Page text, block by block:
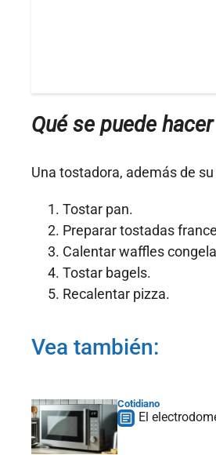
Qué se puede
Una tostadora, además de
Tostar pan.
Preparar tostadas
Calentar waffles
Tostar bagels.
Recalentar pizza.
Vea también:
Cotidiano
El